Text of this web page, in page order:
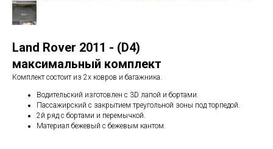
Land Rover 2011 - (D4)
максимальный комплект
Комплект состоит из 2х ковров и багажника.
Водительский изготовлен с 3D лапой и бортами.
Пассажирский с закрытием треугольной зоны под торпедой.
2й ряд с бортами и перемычкой.
Материал бежевый с бежевым кантом.